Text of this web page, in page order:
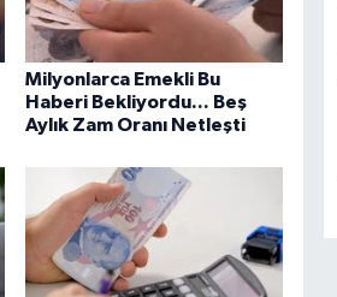
Milyonlarca Emekli Bu
Haberi Bekliyordu... Beş
Aylık Zam Oranı Netleşti